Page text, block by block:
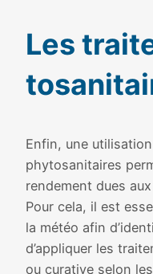
Les
Enfin, une
phy­to­sa­ni­taires
ren­de­ment dues
Pour cela, il est
la météo afin
d’appliquer les
ou cura­tive selon